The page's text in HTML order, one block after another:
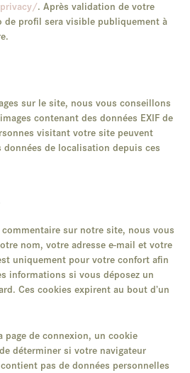
. Après validation de votre
de profil sera visible publiquement à
sur le site, nous vous conseillons
contenant des données EXIF de
visitant votre site peuvent
données de localisation depuis ces
sur notre site, nous vous
nom, votre adresse e-mail et votre
uniquement pour votre confort afin
informations si vous déposez un
Ces cookies expirent au bout d’un
page de connexion, un cookie
déterminer si votre navigateur
pas de données personnelles